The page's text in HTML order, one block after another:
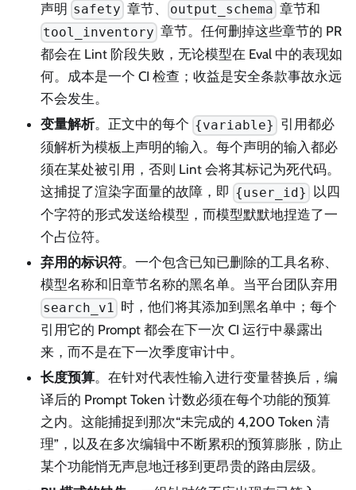
声明 safety 章节、 output_schema 章节和
tool_inventory 章节。任何删掉这些章节的 PR
都会在 Lint 阶段失败，无论模型在 Eval 中的表现如
何。成本是一个 CI 检查；收益是安全条款事故永远
不会发生。
变量解析。正文中的每个 {variable} 引用都必
须解析为模板上声明的输入。每个声明的输入都必
须在某处被引用，否则 Lint 会将其标记为死代码。
这捕捉了渲染字面量的故障，即 {user_id} 以四
个字符的形式发送给模型，而模型默默地捏造了一
个占位符。
弃用的标识符。一个包含已知已删除的工具名称、
模型名称和旧章节名称的黑名单。当平台团队弃用
search_v1 时，他们将其添加到黑名单中；每个
引用它的 Prompt 都会在下一次 CI 运行中暴露出
来，而不是在下一次季度审计中。
长度预算。在针对代表性输入进行变量替换后，编
译后的 Prompt Token 计数必须在每个功能的预算
之内。这能捕捉到那次“未完成的 4,200 Token 清
理”，以及在多次编辑中不断累积的预算膨胀，防止
某个功能悄无声息地迁移到更昂贵的路由层级。